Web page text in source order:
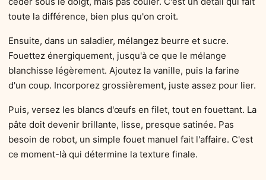
toute la différence, bien plus qu'on croit.
Ensuite, dans un saladier, mélangez beurre et sucre.
Fouettez énergiquement, jusqu'à ce que le mélange
blanchisse légèrement. Ajoutez la vanille, puis la farine
d'un coup. Incorporez grossièrement, juste assez pour lier.
Puis, versez les blancs d'œufs en filet, tout en fouettant. La
pâte doit devenir brillante, lisse, presque satinée. Pas
besoin de robot, un simple fouet manuel fait l'affaire. C'est
ce moment-là qui détermine la texture finale.